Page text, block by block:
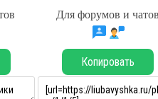
Для форумов и чатов
Копировать